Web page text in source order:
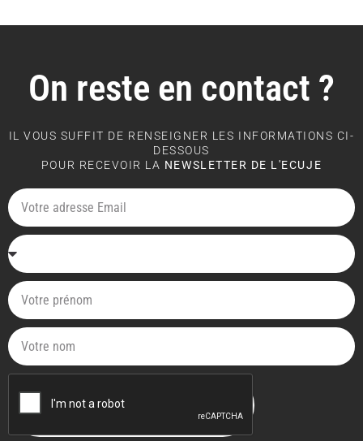
On reste en contact ?
IL VOUS SUFFIT DE RENSEIGNER LES INFORMATIONS CI-
DESSOUS
POUR RECEVOIR LA NEWSLETTER DE L'ECUJE